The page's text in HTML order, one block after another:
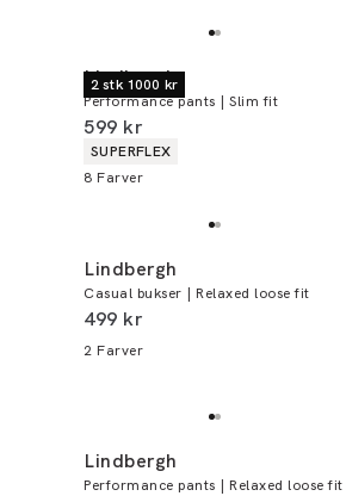
2 stk 1000 kr
Lindbergh
Performance pants | Slim fit
I alt (inkl. rabat)
599 kr
Produkt egenskaber
SUPERFLEX
8 Farver
Lindbergh
Casual bukser | Relaxed loose fit
I alt (inkl. rabat)
499 kr
2 Farver
Lindbergh
Performance pants | Relaxed loose fit